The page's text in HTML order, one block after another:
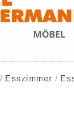
MÖBEL
Esszimmer